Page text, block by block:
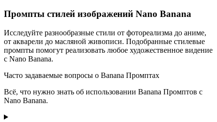
Промпты стилей изображений Nano Banana
Исследуйте разнообразные стили от фотореализма до аниме,
от акварели до масляной живописи. Подобранные стилевые
промпты помогут реализовать любое художественное видение
с Nano Banana.
Часто задаваемые вопросы о Banana Промптах
Всё, что нужно знать об использовании Banana Промптов с
Nano Banana.